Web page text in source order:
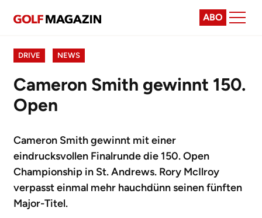
ABO
DRIVE NEWS
Cameron Smith gewinnt 150.
Open
Cameron Smith gewinnt mit einer
eindrucksvollen Finalrunde die 150. Open
Championship in St. Andrews. Rory McIlroy
verpasst einmal mehr hauchdünn seinen fünften
Major-Titel.